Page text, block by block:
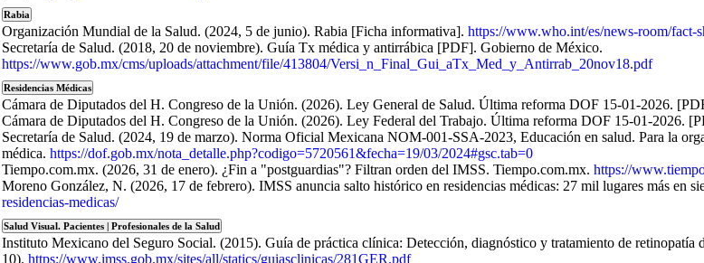
Rabia
Organización Mundial de la Salud. (2024, 5 de junio). Rabia [Ficha informativa]. https://www.who.int/es/news-room/fact-
Secretaría de Salud. (2018, 20 de noviembre). Guía Tx médica y antirrábica [PDF]. Gobierno de México.
https://www.gob.mx/cms/uploads/attachment/file/413804/Versi_n_Final_Gui_aTx_Med_y_Antirrab_20nov18.pdf
Residencias Médicas
Cámara de Diputados del H. Congreso de la Unión. (2026). Ley General de Salud. Última reforma DOF 15-01-2026.
Cámara de Diputados del H. Congreso de la Unión. (2026). Ley Federal del Trabajo. Última reforma DOF 15-01-2026.
Secretaría de Salud. (2024, 19 de marzo). Norma Oficial Mexicana NOM-001-SSA-2023, Educación en salud. Para la
médica. https://dof.gob.mx/nota_detalle.php?codigo=5720561&fecha=19/03/2024#gsc.tab=0
Tiempo.com.mx. (2026, 31 de enero). ¿Fin a "postguardias"? Filtran orden del IMSS. Tiempo.com.mx. https://
Moreno González, N. (2026, 17 de febrero). IMSS anuncia salto histórico en residencias médicas: 27 mil lugares más en
residencias-medicas/
Salud Visual. Pacientes | Profesionales de la Salud
Instituto Mexicano del Seguro Social. (2015). Guía de práctica clínica: Detección, diagnóstico y tratamiento de
10). https://www.imss.gob.mx/sites/all/statics/guiasclinicas/281GER.pdf